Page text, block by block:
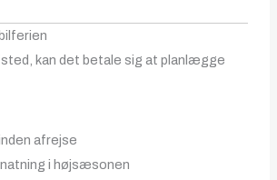
kan det betale sig at planlægge
afrejse
i højsæsonen